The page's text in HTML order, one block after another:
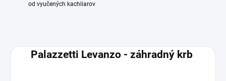
od vyučených kachliarov
Palazzetti Levanzo - záhradný krb